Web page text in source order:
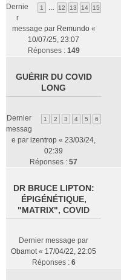
1 … 12 13 14 15
Dernie
r
message par Remundo«
10/07/25, 23:07
Réponses : 149
GUÉRIR DU COVID
LONG
1 2 3 4 5 6
Dernier
messag
e par izentrop « 23/03/24,
02:39
Réponses : 57
DR BRUCE LIPTON:
ÉPIGÉNÉTIQUE,
"MATRIX", COVID
Dernier message par
Obamot « 17/04/22, 22:05
Réponses : 6